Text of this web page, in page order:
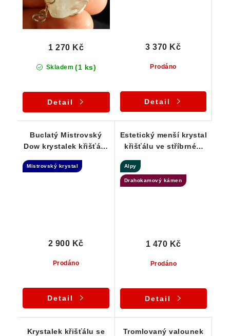
Skladem (1 ks)
1 270 Kč
Detail
Prodáno
3 370 Kč
Detail
Buclatý Mistrovský
Dow krystalek křišťálu
Mistrovský krystal
Prodáno
2 900 Kč
Detail
Estetický menší krystal
křišťálu ve stříbrném
Alpy
Drahokamový kámen
Prodáno
1 470 Kč
Detail
Krystalek křišťálu se
Tromlovaný valounek